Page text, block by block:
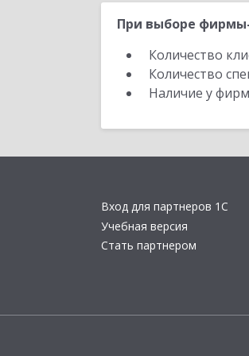
При выборе
Количество
Количество
Наличие у
Вход для партнеров 1С
Учебная версия
Стать партнером